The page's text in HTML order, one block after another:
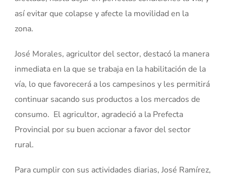
así evitar que colapse y afecte la movilidad en la
zona.
José Morales, agricultor del sector, destacó la manera
inmediata en la que se trabaja en la habilitación de la
vía, lo que favorecerá a los campesinos y les permitirá
continuar sacando sus productos a los mercados de
consumo. El agricultor, agradeció a la Prefecta
Provincial por su buen accionar a favor del sector
rural.
Para cumplir con sus actividades diarias, José Ramírez,